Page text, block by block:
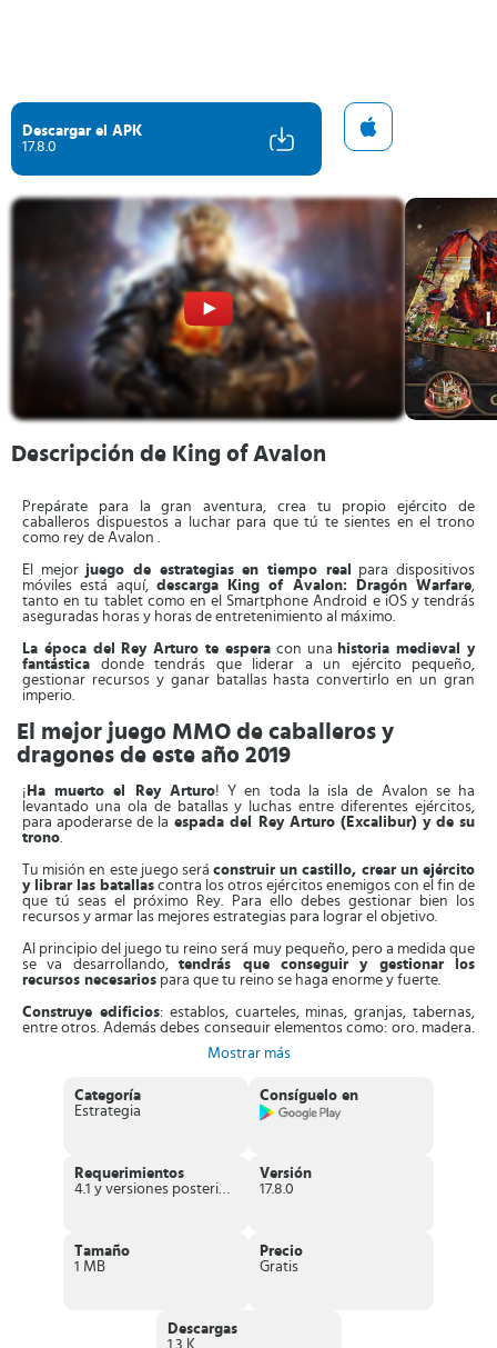
Descargar el APK
17.8.0
Descripción de King of Avalon
Prepárate para la gran aventura, crea tu propio ejército de
caballeros dispuestos a luchar para que tú te sientes en el trono
como rey de Avalon .
El mejor juego de estrategias en tiempo real
para dispositivos
móviles está aquí, descarga King of Avalon: Dragón Warfare,
tanto en tu tablet como en el Smartphone Android e iOS y tendrás
aseguradas horas y horas de entretenimiento al máximo.
La época del Rey Arturo te esperacon una historia medieval y
fantástica donde tendrás que liderar a un ejército pequeño,
gestionar recursos y ganar batallas hasta convertirlo en un gran
imperio.
El mejor juego MMO de caballeros y
dragones de este año 2019
¡ Ha muerto el Rey Arturo! Y en toda la isla de Avalon se ha
levantado una ola de batallas y luchas entre diferentes ejércitos,
para apoderarse de la espada del Rey Arturo (Excalibur) y de su
trono.
Tu misión en este juego seráconstruir un castillo, crear un ejército
y librar las batallas contra los otros ejércitos enemigos con el fin de
que tú seas el próximo Rey. Para ello debes gestionar bien los
recursos y armar las mejores estrategias para lograr el objetivo.
Al principio del juego tu reino será muy pequeño, pero a medida que
se va desarrollando,tendrás que conseguir y gestionar los
recursos necesarios para que tu reino se haga enorme y fuerte.
Construye edificios: establos, cuarteles, minas, granjas, tabernas,
entre otros. Además debes conseguir elementos como: oro, madera,
piedras; así como alimentos para tu ejército y animales.
embargo,la mejor arma a tu favor será el dragón
y personalízalo, agregándole distintos poderes para eliminar los
campamentos enemigos. Además, te serán de mucha utilidad para
Tu solo no podrás con todos esos ejércitos enemigos;
con jugadores de todo el mundopara fortalecer tu ejército,
comparte estrategias y tácticas de guerra, recuerda que “
Ataca por sorpresa los otros reinos yquédate con el botín de oro
te servirá para desbloquear recursos para personalizar a tu dragón.
Mostrar más
Categoría
Estrategia
Consíguelo en
Requerimientos
4.1 y versiones posteriores
Versión
17.8.0
Tamaño
1 MB
Precio
Gratis
Descargas
1.3 K